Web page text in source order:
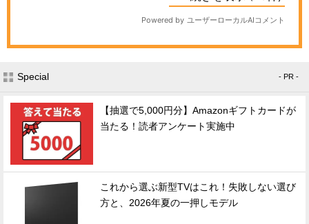
Special - PR -
【抽選で5,000円分】Amazonギフトカードが
当たる！読者アンケート実施中
これから選ぶ新型TVはこれ！失敗しない選び
方と、2026年夏の一押しモデル